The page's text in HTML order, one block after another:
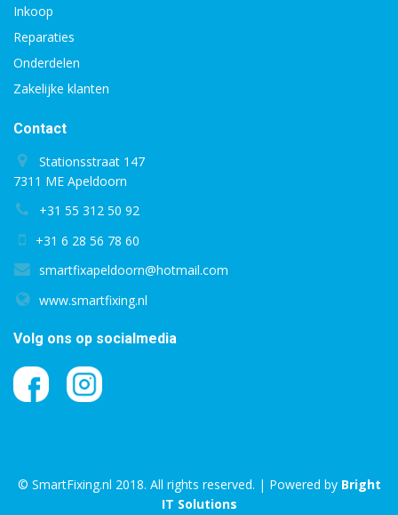
Inkoop
Reparaties
Onderdelen
Zakelijke klanten
Contact
Stationsstraat 147
7311 ME Apeldoorn
+31 55 312 50 92
+31 6 28 56 78 60
smartfixapeldoorn@hotmail.com
www.smartfixing.nl
Volg ons op socialmedia
© SmartFixing.nl 2018. All rights reserved. | Powered by Bright
IT Solutions